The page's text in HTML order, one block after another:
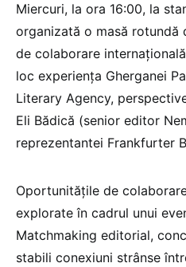
Miercuri, la ora 16:00, la
organizată o masă
de colaborare
loc experiența Gherganei
Literary Agency,
Eli Bădică (senior editor
reprezentantei Frankfurter
Oportunitățile de
explorate în cadrul unui
Matchmaking editorial,
stabili conexiuni strânse